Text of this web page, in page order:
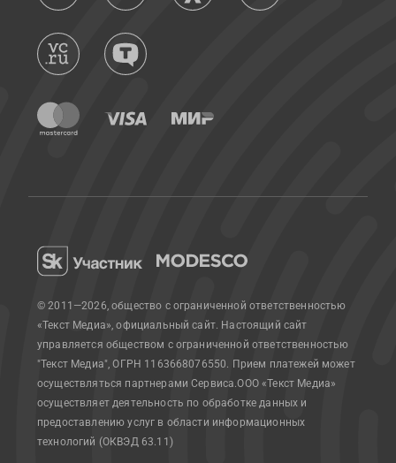
© 2011—2026, общество с ограниченной ответственностью
«Текст Медиа», официальный сайт. Настоящий сайт
управляется обществом с ограниченной ответственностью
"Текст Медиа", ОГРН 1163668076550. Прием платежей может
осуществляться партнерами Сервиса.ООО «Текст Медиа»
осуществляет деятельность по обработке данных и
предоставлению услуг в области информационных
технологий (ОКВЭД 63.11)